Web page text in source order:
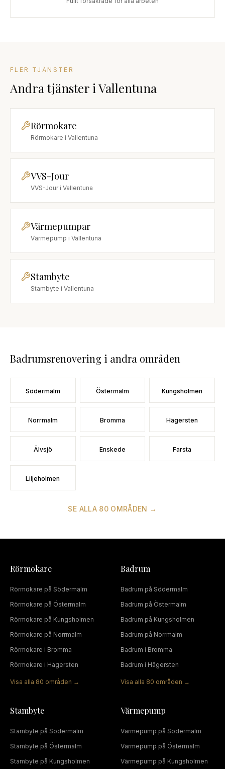
FLER TJÄNSTER
Andra tjänster iVallentuna
Rörmokare
Rörmokare i Vallentuna
VVS-Jour
VVS-Jour i Vallentuna
Värmepumpar
Värmepump i Vallentuna
Stambyte
Stambyte i Vallentuna
Badrumsrenovering i andra områden
Södermalm Östermalm Kungsholmen
Norrmalm Bromma Hägersten
Älvsjö Enskede Farsta
Liljeholmen
SE ALLA 80 OMRÅDEN →
Rörmokare
Rörmokare på Södermalm
Rörmokare på Östermalm
Rörmokare på Kungsholmen
Rörmokare på Norrmalm
Rörmokare i Bromma
Rörmokare i Hägersten
Visa alla 80 områden →
Badrum
Badrum på Södermalm
Badrum på Östermalm
Badrum på Kungsholmen
Badrum på Norrmalm
Badrum i Bromma
Badrum i Hägersten
Visa alla 80 områden →
Stambyte
Stambyte på Södermalm
Stambyte på Östermalm
Stambyte på Kungsholmen
Värmepump
Värmepump på Södermalm
Värmepump på Östermalm
Värmepump på Kungsholmen